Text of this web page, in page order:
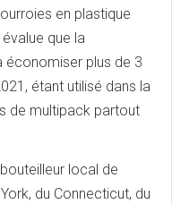
en plastique
que la
économiser plus de 3
étant utilisé dans la
de multipack partout
local de
du Connecticut, du